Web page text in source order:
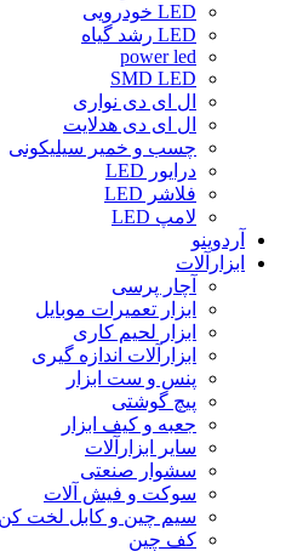
LED خودرویی
LED رشد گیاه
power led
SMD LED
ال ای دی نواری
ال ای دی هدلایت
چسب و خمیر سیلیکونی
درایور LED
فلاشر LED
لامپ LED
آردوینو
ابزارآلات
آچار پرسی
ابزار تعمیرات موبایل
ابزار لحیم کاری
ابزارآلات اندازه گیری
پنس و ست ابزار
پیچ گوشتی
جعبه و کیف ابزار
سایر ابزارآلات
سشوار صنعتی
سوکت و فیش آلات
سیم چین و کابل لخت کن
کف چین